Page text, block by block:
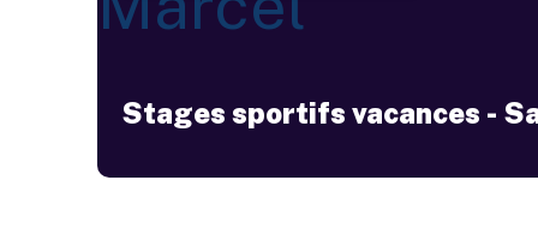
Stages sportifs vacances -